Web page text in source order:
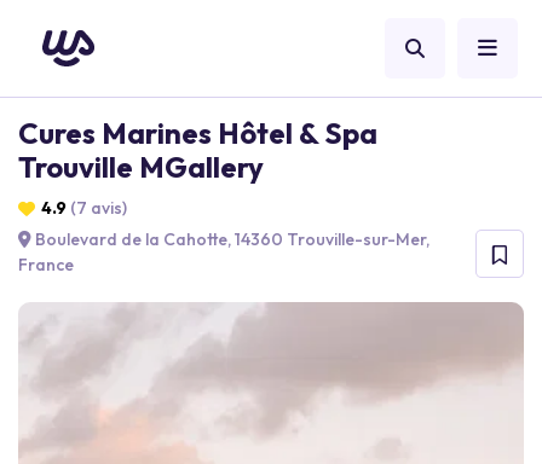
Cures Marines Hôtel & Spa
Trouville MGallery
4.9 (7 avis)
Boulevard de la Cahotte, 14360 Trouville-sur-Mer,
France